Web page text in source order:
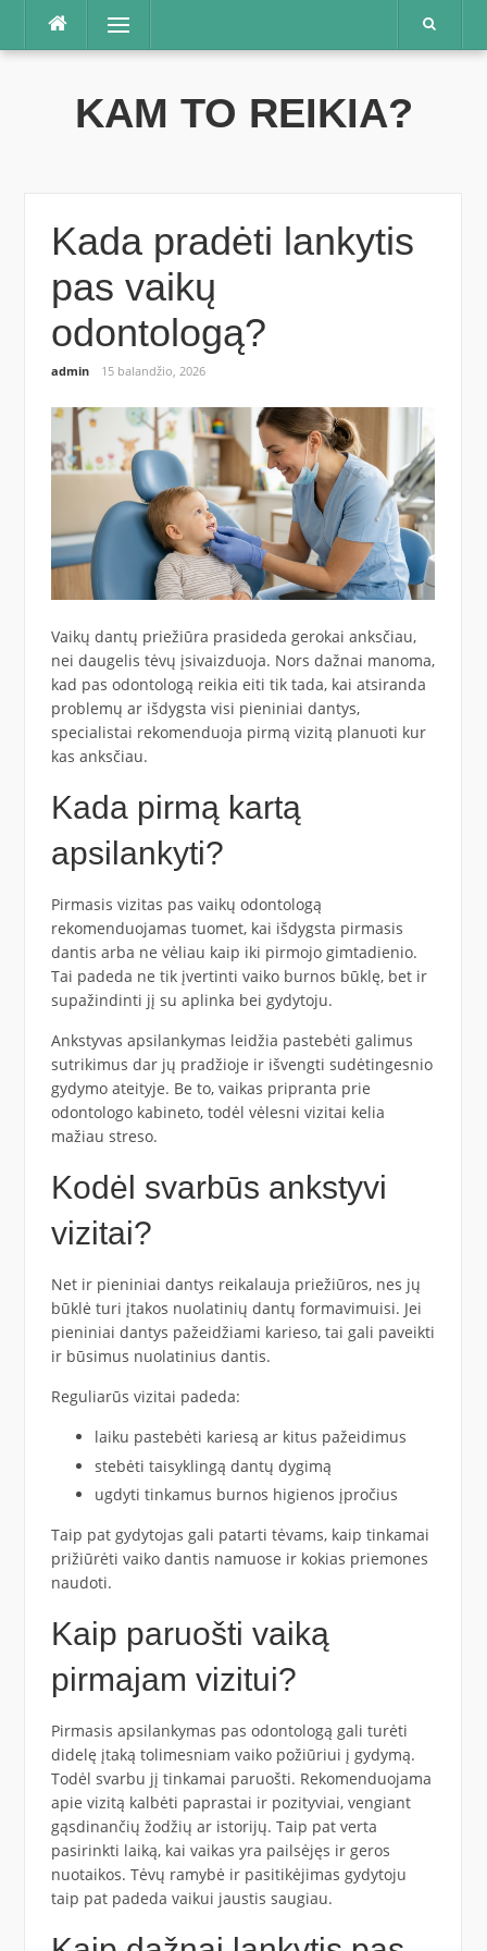
Praleisti
Meniu
KAM TO REIKIA?
Kada pradėti lankytis
pas vaikų
odontologą?
admin 15 balandžio, 2026
Vaikų dantų priežiūra prasideda gerokai anksčiau,
nei daugelis tėvų įsivaizduoja. Nors dažnai manoma,
kad pas odontologą reikia eiti tik tada, kai atsiranda
problemų ar išdygsta visi pieniniai dantys,
specialistai rekomenduoja pirmą vizitą planuoti kur
kas anksčiau.
Kada pirmą kartą
apsilankyti?
Pirmasis vizitas pas vaikų odontologą
rekomenduojamas tuomet, kai išdygsta pirmasis
dantis arba ne vėliau kaip iki pirmojo gimtadienio.
Tai padeda ne tik įvertinti vaiko burnos būklę, bet ir
supažindinti jį su aplinka bei gydytoju.
Ankstyvas apsilankymas leidžia pastebėti galimus
sutrikimus dar jų pradžioje ir išvengti sudėtingesnio
gydymo ateityje. Be to, vaikas pripranta prie
odontologo kabineto, todėl vėlesni vizitai kelia
mažiau streso.
Kodėl svarbūs ankstyvi
vizitai?
Net ir pieniniai dantys reikalauja priežiūros, nes jų
būklė turi įtakos nuolatinių dantų formavimuisi. Jei
pieniniai dantys pažeidžiami karieso, tai gali paveikti
ir būsimus nuolatinius dantis.
Reguliarūs vizitai padeda:
laiku pastebėti kariesą ar kitus pažeidimus
stebėti taisyklingą dantų dygimą
ugdyti tinkamus burnos higienos įpročius
Taip pat gydytojas gali patarti tėvams, kaip tinkamai
prižiūrėti vaiko dantis namuose ir kokias priemones
naudoti.
Kaip paruošti vaiką
pirmajam vizitui?
Pirmasis apsilankymas pas odontologą gali turėti
didelę įtaką tolimesniam vaiko požiūriui į gydymą.
Todėl svarbu jį tinkamai paruošti. Rekomenduojama
apie vizitą kalbėti paprastai ir pozityviai, vengiant
gąsdinančių žodžių ar istorijų. Taip pat verta
pasirinkti laiką, kai vaikas yra pailsėjęs ir geros
nuotaikos. Tėvų ramybė ir pasitikėjimas gydytoju
taip pat padeda vaikui jaustis saugiau.